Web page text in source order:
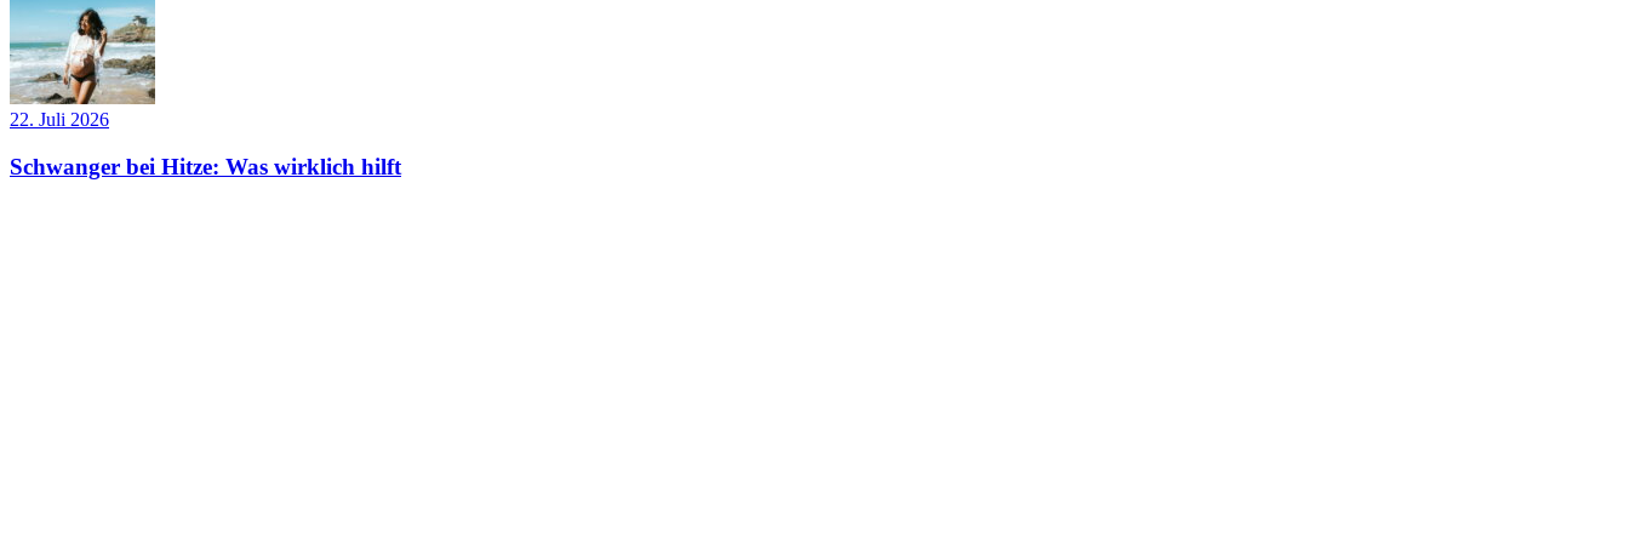
22. Juli 2026
Schwanger bei Hitze: Was wirklich hilft